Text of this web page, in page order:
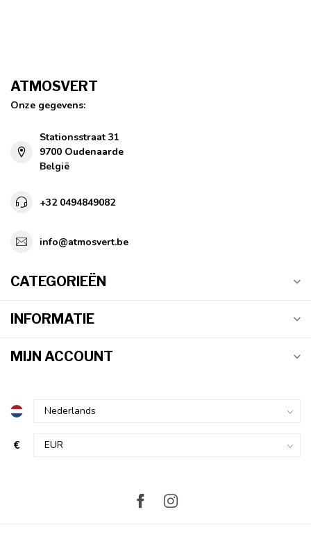
ATMOSVERT
Onze gegevens:
Stationsstraat 31
9700 Oudenaarde
België
+32 0494849082
info@atmosvert.be
CATEGORIEËN
INFORMATIE
MIJN ACCOUNT
€